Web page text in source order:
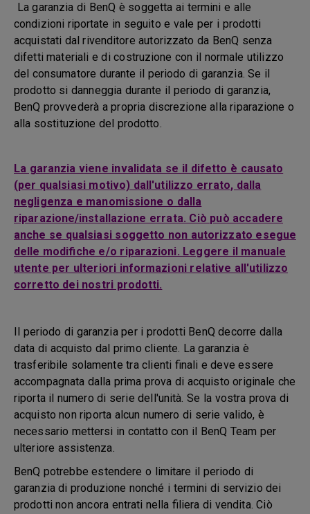
La garanzia di BenQ è soggetta ai termini e alle
condizioni riportate in seguito e vale per i prodotti
acquistati dal rivenditore autorizzato da BenQ senza
difetti materiali e di costruzione con il normale utilizzo
del consumatore durante il periodo di garanzia. Se il
prodotto si danneggia durante il periodo di garanzia,
BenQ provvederà a propria discrezione alla riparazione o
alla sostituzione del prodotto.
La garanzia viene invalidata se il difetto è causato
(per qualsiasi motivo) dall'utilizzo errato, dalla
negligenza e manomissione o dalla
riparazione/installazione errata. Ciò può accadere
anche se qualsiasi soggetto non autorizzato esegue
delle modifiche e/o riparazioni. Leggere il manuale
utente per ulteriori informazioni relative all'utilizzo
corretto dei nostri prodotti.
Il periodo di garanzia per i prodotti BenQ decorre dalla
data di acquisto dal primo cliente. La garanzia è
trasferibile solamente tra clienti finali e deve essere
accompagnata dalla prima prova di acquisto originale che
riporta il numero di serie dell'unità. Se la vostra prova di
acquisto non riporta alcun numero di serie valido, è
necessario mettersi in contatto con il BenQ Team per
ulteriore assistenza.
BenQ potrebbe estendere o limitare il periodo di
garanzia di produzione nonché i termini di servizio dei
prodotti non ancora entrati nella filiera di vendita. Ciò